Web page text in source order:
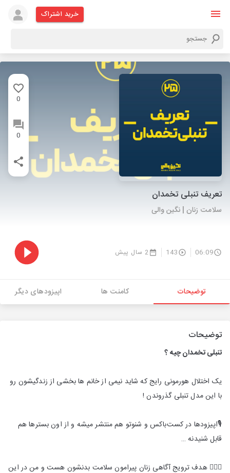
خرید اشتراک
0
0
تعریف تنبلی تخمدان
سلامت زنان | نگین والی
06:09
143 2 سال پیش
توضیحات کامنت ها اپیزودهای دیگر
توضیحات
تنبلی تخمدان چیه ؟
یک اختلال هورمونی رایج که شاید نیمی از خانم ها بخشی از زندگیشون رو
با این مدل تنبلی گذروندن !
🎙اپیزود‌ها در کست‌باکس و شنوتو هم منتشر میشه و از اون بستر‌ها هم
قابل شنیدنه …
👩🏻‍⚕️ هدف ترویج آگاهی زنان پیرامون سلامت بدنشون هست و من در این